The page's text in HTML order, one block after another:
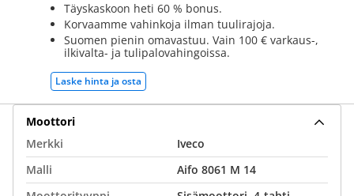
Täyskaskoon heti 60 % bonus.
Korvaamme vahinkoja ilman tuulirajoja.
Suomen pienin omavastuu. Vain 100 € varkaus-,
ilkivalta- ja tulipalovahingoissa.
Laske hinta ja osta
Moottori
Merkki
Iveco
Malli
Aifo 8061 M 14